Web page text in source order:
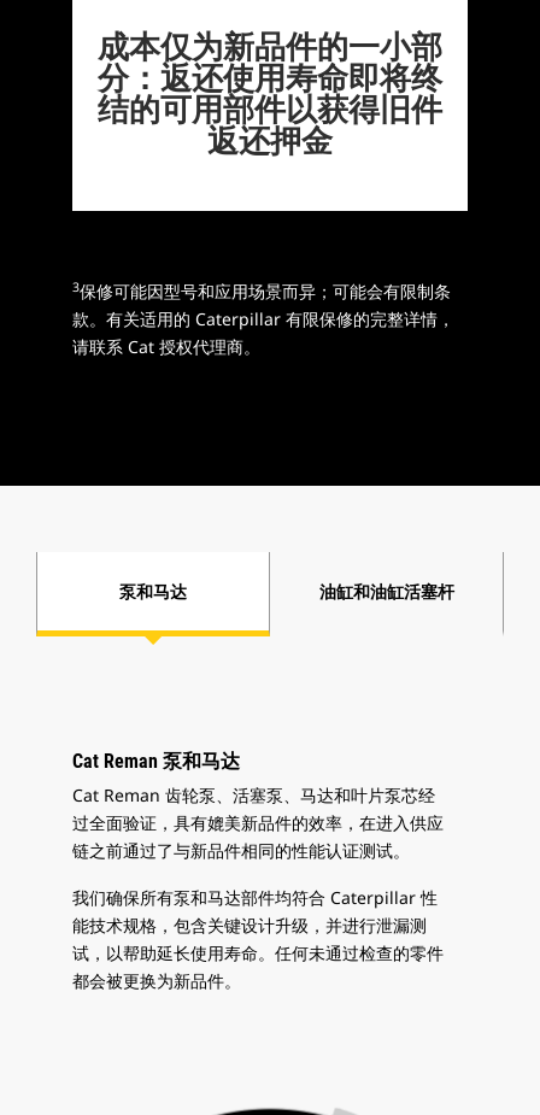
成本仅为新品件的一小部
分：返还使用寿命即将终
结的可用部件以获得旧件
返还押金
3保修可能因型号和应用场景而异；可能会有限制条
款。有关适用的 Caterpillar 有限保修的完整详情，
请联系 Cat 授权代理商。
泵和马达 油缸和油缸活塞杆
Cat Reman 泵和马达
Cat Reman 齿轮泵、活塞泵、马达和叶片泵芯经
过全面验证，具有媲美新品件的效率，在进入供应
链之前通过了与新品件相同的性能认证测试。
我们确保所有泵和马达部件均符合 Caterpillar 性
能技术规格，包含关键设计升级，并进行泄漏测
试，以帮助延长使用寿命。任何未通过检查的零件
都会被更换为新品件。